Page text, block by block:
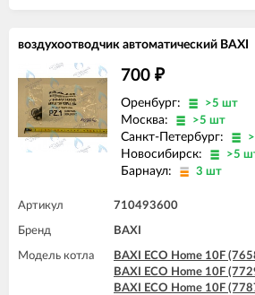
BAXI FOURTECH 24 F
BAXI MAIN 18 Fi
BAXI MAIN 24 Fi (BSB)
BAXI MAIN 24 Fi (BSE)
BAXI MAIN DIGIT 240Fi
BAXI MAIN Four 18 F
BAXI MAIN Four 240 F
воздухоотводчик автоматический BAXI
700 ₽
Оренбург: >5 шт
Москва: >5 шт
Санкт-Петербург:
Новосибирск: >5
Барнаул: 3 шт
Артикул 710493600
Бренд BAXI
Модель котла
BAXI ECO Home 10F
BAXI ECO Home 10F
BAXI ECO Home 10F